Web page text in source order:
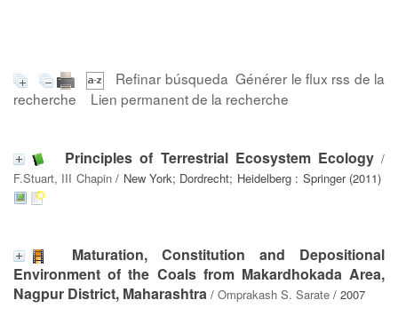
Refinar búsqueda Générer le flux rss de la
recherche
Lien permanent de la recherche
Principles of Terrestrial Ecosystem Ecology/
F.Stuart, III Chapin/ New York; Dordrecht; Heidelberg : Springer (2011)
Maturation, Constitution and Depositional
Environment of the Coals from Makardhokada Area,
Nagpur District, Maharashtra / Omprakash S. Sarate / 2007